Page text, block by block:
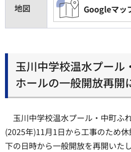
地図 Googleマッ
玉川中学校温水プール
ホールの一般開放再開
玉川中学校温水プール・中町ふ
(2025年)11月1日から工事のため
下の日時から一般開放を再開いた